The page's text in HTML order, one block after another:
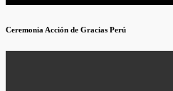
Ceremonia Acción de Gracias Perú